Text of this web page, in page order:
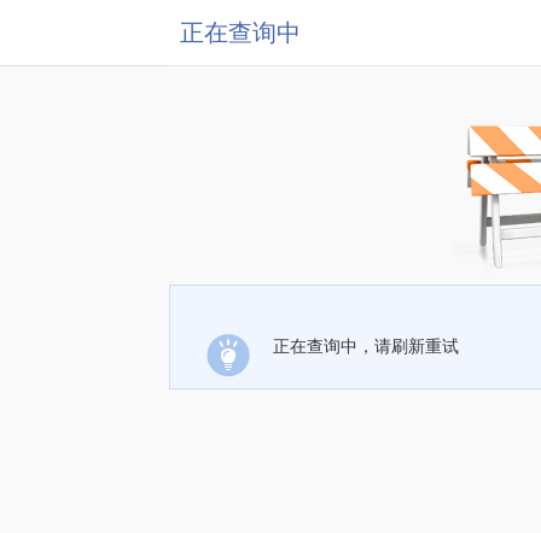
正在查询中
正在查询中，请刷新重试